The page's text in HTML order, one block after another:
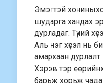
Эмэгтэй
шударга хандах эр
дурладаг. Түүний
Аль нэг хүсэл нь
амархаан дурлалт
Хэрэв тэр
барьж хорьж